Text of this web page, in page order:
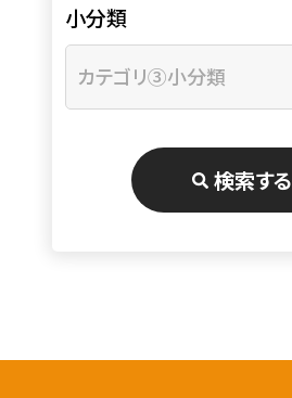
小分類
検索する